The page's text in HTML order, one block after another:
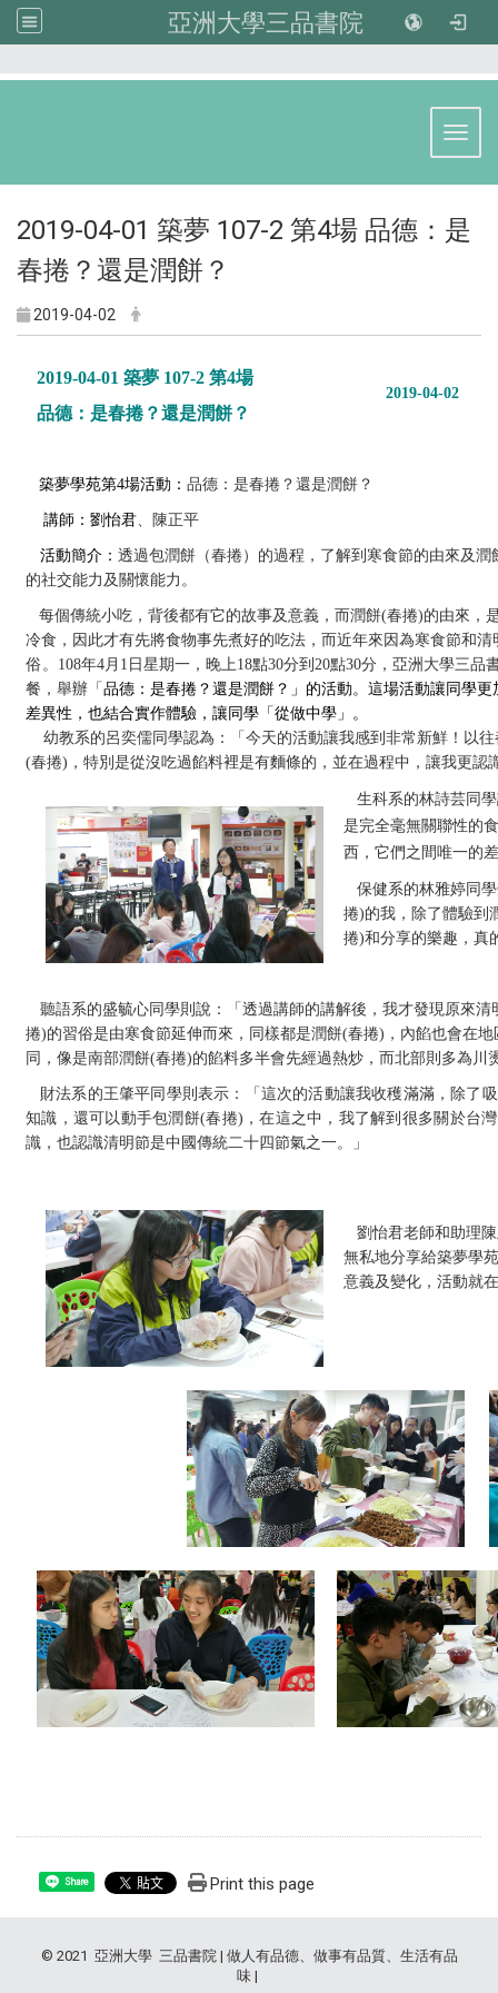
亞洲大學三品書院
2019-04-01 築夢 107-2 第4場 品德：是
春捲？還是潤餅？
2019-04-02
2019-04-01 築夢 107-2 第4場
品德：是春捲？還是潤餅？
2019-04-02
築夢學苑第4場活動： 品德：是春捲？還是潤餅？
講師： 劉怡君 陳正平
活動簡介： 透過包潤餅（春捲）的過程，了解到寒食節的由來及
的社交能力及關懷能力。
每個傳統小吃，背後都有它的故事及意義，而潤餅(春捲)的由來，
冷食，因此才有先將食物事先煮好的吃法，而近年來因為寒食節和
俗。 108年4 月 1 日星期一，晚上 18點30分到 20點30分，亞洲大學三品
餐，舉辦「 品德：是春捲？還是潤餅？」的活動。這場活動讓同學
差異性，也結合實作體驗，讓同學「從做中學」。
幼教系的呂奕儒同學認為：「今天的活動讓我感到非常新鮮！以
(春捲) ，特別是從沒吃過餡料裡是有麵條的，並在過程中，讓我更認
生科系的林詩芸同
是完全毫無關聯性的
西，它們之間唯一的
保健系的林雅婷同
捲)的我，除了體驗到
捲)和分享的樂趣，真
聽語系的盛毓心同學則說：「透過講師的講解後，我才發現原來清
捲)的習俗是由寒食節延伸而來，同樣都是潤餅(春捲) ，內餡也會在
同，像是南部潤餅(春捲)的餡料多半會先經過熱炒，而北部則多為川
財法系的王肇平同學則表示：「這次的活動讓我收穫滿滿，除了
知識，還可以動手包潤餅(春捲) ，在這之中，我了解到很多關於台
識，也認識清明節是中國傳統二十四節氣之一。」
劉怡君老師和助理
無私地分享給築夢學
意義及變化，活動就
Share Print this page
© 2021 亞洲大學 三品書院 | 做人有品德、做事有品質、生活有品
味 |